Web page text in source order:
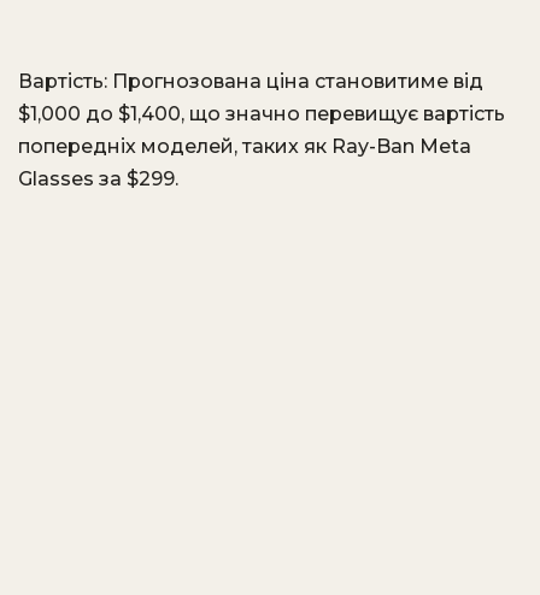
Вартість: Прогнозована ціна становитиме від
$1,000 до $1,400, що значно перевищує вартість
попередніх моделей, таких як Ray-Ban Meta
Glasses за $299.